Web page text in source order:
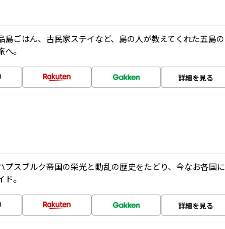
島ごはん、古民家ステイなど、島の人が教えてくれた五島の
。
詳細を見る
プスブルク帝国の栄光と動乱の歴史をたどり、今なお各国に
。
詳細を見る